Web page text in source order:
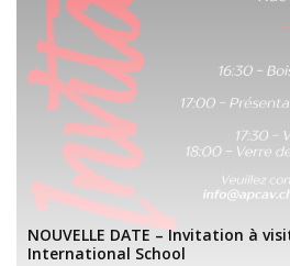
NOUVELLE DATE – Invitation à
International School